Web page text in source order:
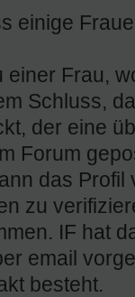
einige
einer Frau,
Schluss,
der eine
Forum
das
zu
IF hat
email
besteht.